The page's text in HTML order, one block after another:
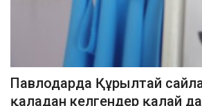
Павлодарда Құрылтай
қаладан келгендер қалай